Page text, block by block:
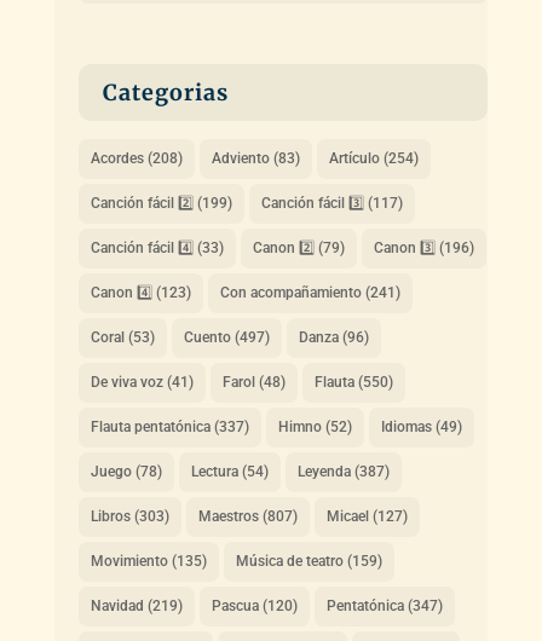
Categorias
Acordes(208) Adviento(83) Artículo(254)
Canción fácil 2️⃣ (199) Canción fácil 3️⃣ (117)
Canción fácil 4️⃣ (33) Canon 2️⃣ (79) Canon 3️⃣ (196)
Canon 4️⃣ (123) Con acompañamiento(241)
Coral (53) Cuento(497) Danza(96)
De viva voz(41) Farol (48) Flauta(550)
Flauta pentatónica(337) Himno(52) Idiomas(49)
Juego(78) Lectura(54) Leyenda(387)
Libros(303) Maestros(807) Micael (127)
Movimiento(135) Música de teatro(159)
Navidad (219) Pascua(120) Pentatónica(347)